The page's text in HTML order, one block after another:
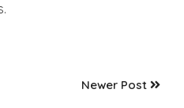
Newer Post